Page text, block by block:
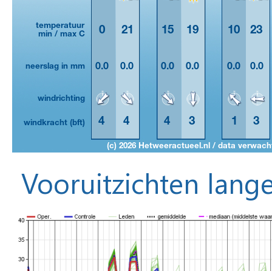
Vooruitzichten